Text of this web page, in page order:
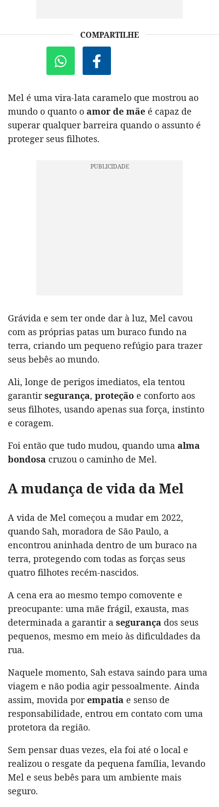
COMPARTILHE
Mel é uma vira-lata caramelo que mostrou ao
mundo o quanto o amor de mãe é capaz de
superar qualquer barreira quando o assunto é
proteger seus filhotes.
Grávida e sem ter onde dar à luz, Mel cavou
com as próprias patas um buraco fundo na
terra, criando um pequeno refúgio para trazer
seus bebês ao mundo.
Ali, longe de perigos imediatos, ela tentou
garantirsegurança, proteção e conforto aos
seus filhotes, usando apenas sua força, instinto
e coragem.
Foi então que tudo mudou, quando uma alma
bondosa cruzou o caminho de Mel.
A mudança de vida da Mel
A vida de Mel começou a mudar em 2022,
quando Sah, moradora de São Paulo, a
encontrou aninhada dentro de um buraco na
terra, protegendo com todas as forças seus
quatro filhotes recém-nascidos.
A cena era ao mesmo tempo comovente e
preocupante: uma mãe frágil, exausta, mas
determinada a garantir a segurança dos seus
pequenos, mesmo em meio às dificuldades da
rua.
Naquele momento, Sah estava saindo para uma
viagem e não podia agir pessoalmente. Ainda
assim, movida porempatia e senso de
responsabilidade, entrou em contato com uma
protetora da região.
Sem pensar duas vezes, ela foi até o local e
realizou o resgate da pequena família, levando
Mel e seus bebês para um ambiente mais
seguro.